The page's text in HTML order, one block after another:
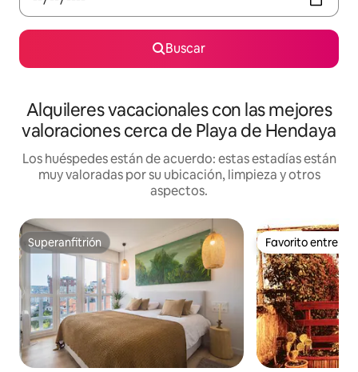
Buscar
Alquileres vacacionales con las mejores
valoraciones cerca de Playa de Hendaya
Los huéspedes están de acuerdo: estas estadías están
muy valoradas por su ubicación, limpieza y otros
aspectos.
Superanfitrión
Superanfitrión Favorito entre
Favorito entre